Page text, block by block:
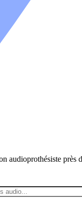
audioprothésiste près